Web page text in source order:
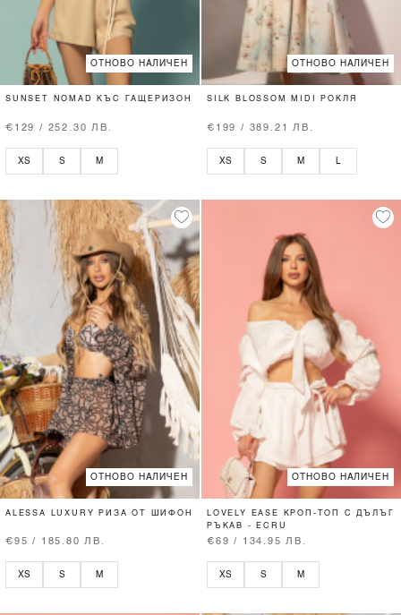
ОТНОВО НАЛИЧЕН
SUNSET NOMAD КЪС ГАЩЕРИЗОН
€129 / 252.30 ЛВ.
XS S M
ОТНОВО НАЛИЧЕН
SILK BLOSSOM MIDI РОКЛЯ
€199 / 389.21 ЛВ.
XS S M
ОТНОВО НАЛИЧЕН
ALESSA LUXURY РИЗА ОТ ШИФОН
€95 / 185.80 ЛВ.
XS S M
ОТНОВО НАЛИЧЕН
LOVELY EASE КРОП-ТОП С ДЪЛЪГ
РЪКАВ - ECRU
€69 / 134.95 ЛВ.
XS S M